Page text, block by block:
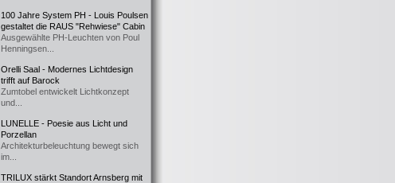
100 Jahre System PH - Louis Poulsen
gestaltet die RAUS "Rehwiese" Cabin
Ausgewählte PH-Leuchten von Poul
Henningsen...
Orelli Saal - Modernes Lichtdesign
trifft auf Barock
Zumtobel entwickelt Lichtkonzept
und...
LUNELLE - Poesie aus Licht und
Porzellan
Architekturbeleuchtung bewegt sich
im...
TRILUX stärkt Standort Arnsberg mit